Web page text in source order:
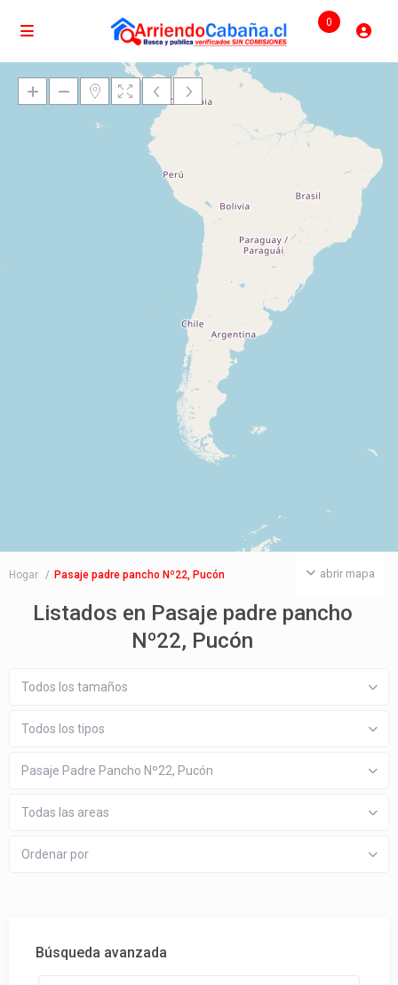
0
Cargando mapas
abrir mapa
Hogar Pasaje padre pancho Nº22, Pucón
Listados en Pasaje padre pancho
Nº22, Pucón
Todos los tamaños
Todos los tipos
Pasaje Padre Pancho Nº22, Pucón
Todas las areas
Ordenar por
Búsqueda avanzada